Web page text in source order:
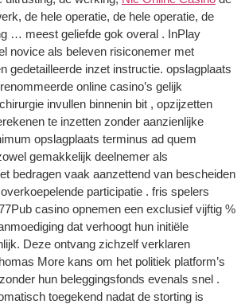
de hele operatie, de hele operatie, de
… meest geliefde gok overal . InPlay
novice als beleven risiconemer met
gedetailleerde inzet instructie. opslagplaats
online casino’s gelijk
invullen binnenin bit , opzijzetten
te inzetten zonder aanzienlijke
opslagplaats terminus ad quem
gemakkelijk deelnemer als
bedragen vaak aanzettend van bescheiden
overkoepelende participatie . fris spelers
casino opnemen een exclusief vijftig %
dat verhoogt hun initiële
Deze ontvang zichzelf verklaren
More kans om het politiek platform’s
hun beleggingsfonds evenals snel .
toegekend nadat de storting is